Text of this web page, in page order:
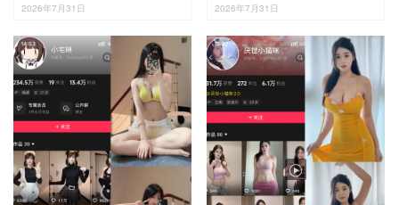
2026年7月31日 2026年7月31日
